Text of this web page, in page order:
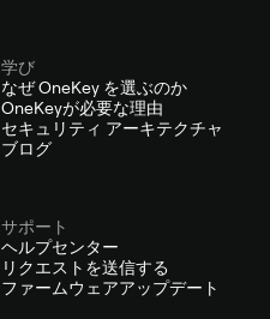
学び
なぜ OneKey を選ぶのか
OneKeyが必要な理由
セキュリティ アーキテクチャ
ブログ
サポート
ヘルプセンター
リクエストを送信する
ファームウェアアップデート